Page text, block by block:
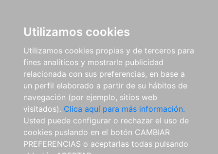
Utilizamos cookies
Utilizamos cookies propias y de terceros para
fines analíticos y mostrarle publicidad
relacionada con sus preferencias, en base a
un perfil elaborado a partir de su hábitos de
navegación (por ejemplo, sitios web
visitados). Clica aquí para más información.
Usted puede configurar o rechazar el uso de
cookies puslando en el botón CAMBIAR
PREFERENCIAS o aceptarlas todas pulsando